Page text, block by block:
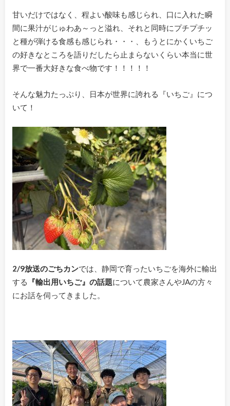
甘いだけではなく、程よい酸味も感じられ、口に入れた瞬
間に果汁がじゅわあ～っと溢れ、それと同時にプチプチッ
と種が弾ける食感も感じられ・・・、もうとにかくいちご
の好きなところを語りだしたら止まらないくらい本当に世
界で一番大好きな食べ物です！！！！！
そんな魅力たっぷり、日本が世界に誇れる『いちご』につ
いて！
2/9放送のごちカンでは、静岡で育ったいちごを海外に輸出
する 『輸出用いちご』の話題について農家さんやJAの方々
にお話を伺ってきました。